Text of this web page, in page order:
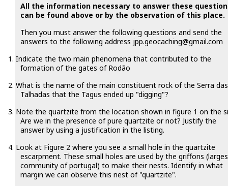
All the information necessary to answer these
can be found above or by the observation of this place.
Then you must answer the following questions and send the
answers to the following address jpp.geocaching@gmail.com
1. Indicate the two main phenomena that contributed to the
formation of the gates of Rodão
2. What is the name of the main constituent rock of the Serra das
Talhadas that the Tagus ended up "digging"?
3. Note the quartzite from the location shown in figure 1 on the
Are we in the presence of pure quartzite or not? Justify the
answer by using a justification in the listing.
4. Look at Figure 2 where you see a small hole in the quartzite
escarpment. These small holes are used by the griffons
community of portugal) to make their nests. Identify in what
margin we can observe this nest of "quartzite".